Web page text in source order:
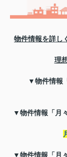
物件情報を詳し
理
▼物件情報
▼物件情報「月
▼物件情報「月